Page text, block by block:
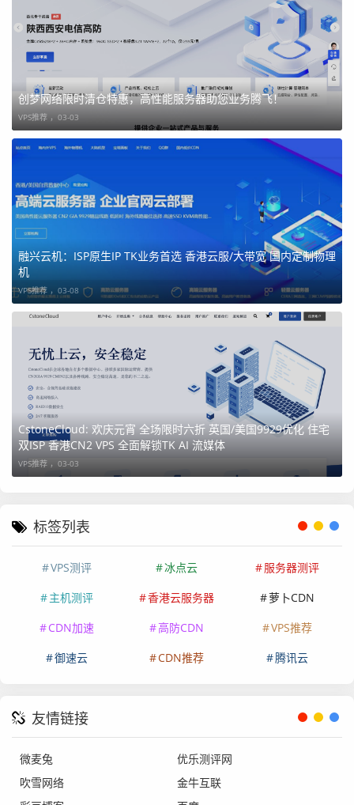
112核128G 50M 2T固态 899元/月
大容量定制物理机
48核64G默认50M，14T*12 raid5阵列式硬盘2800元/月
，可TG @rxyunji
联系
除非注明，否则均为 VPSGUO测评
原创文章，转载或
复制请以超链接形式并注明出处。
创梦网络限时清仓特惠，高性能服务器助您业务腾飞！
VPS推荐 ， 03-03
融兴云机：ISP原生IP TK业务首选 香港云服/大带宽 国内定制物理
机
VPS推荐 ， 03-08
CstoneCloud: 欢庆元宵 全场限时六折 英国/美国9929优化 住宅
双ISP 香港CN2 VPS 全面解锁TK AI 流媒体
VPS推荐 ， 03-03
标签列表
VPS测评 冰点云
服务器测评
主机测评
香港云服务器
萝卜CDN
CDN加速
高防CDN
VPS推荐
御速云
CDN推荐 腾讯云
友情链接
微麦兔
优乐测评网
吹雪网络
金牛互联